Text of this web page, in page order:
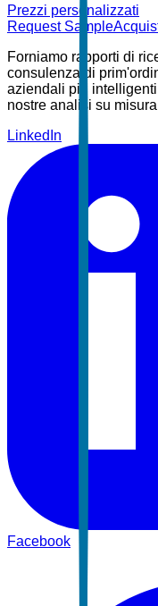
Prezzi personalizzati
Request Sample
Forniamo rapporti di
consulenza di
aziendali più
nostre analisi su
LinkedIn
Facebook